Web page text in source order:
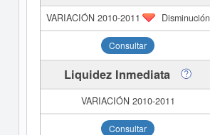
Disminución
Consultar
Liquidez Inmediata
Consultar